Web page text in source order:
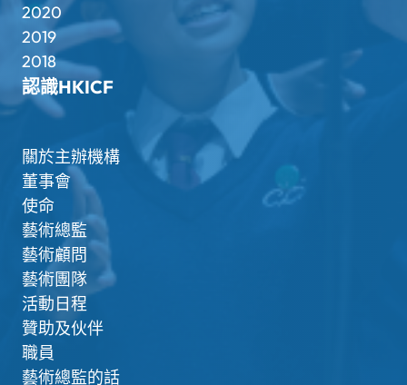
2020
2019
2018
認識HKICF
關於主辦機構
董事會
使命
藝術總監
藝術顧問
藝術團隊
活動日程
贊助及伙伴
職員
藝術總監的話